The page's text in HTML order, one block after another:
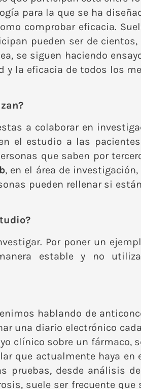
para la que se ha
comprobar eficacia.
pueden ser de
se siguen haciendo
y la eficacia de todos los
a colaborar en
el estudio a las
que saben por
, en el área de
pueden rellenar si
Por poner un
estable y no
hablando de
una diario electrónico
clínico sobre un fármaco,
que actualmente haya en
pruebas, desde análisis
suele ser frecuente que